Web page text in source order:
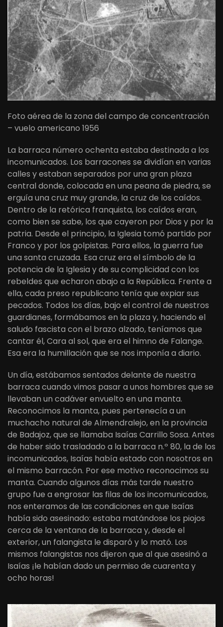
Foto aérea de la zona del campo de concentración
– vuelo americano 1956
La barraca número ochenta estaba destinada a los
incomunicados. Los barracones se dividían en varias
calles y estaban separados por una gran plaza
central donde, colocada en una peana de piedra, se
erguía una cruz muy grande, la cruz de los caídos.
Dentro de la retórica franquista, los caídos eran,
como bien se sabe, los que cayeron por Dios y por la
patria. Desde el principio, la Iglesia tomó partido por
Franco y por los golpistas. Para ellos, la guerra fue
una santa cruzada. Esa cruz era el símbolo de la
potencia de la Iglesia y de su complicidad con los
rebeldes que echaron abajo a la República. Frente a
ella, cada preso republicano tenía que expiar sus
pecados. Todos los días, bajo el control de nuestros
guardianes, formábamos en la plaza y, haciendo el
saludo fascista con el brazo alzado, teníamos que
cantar él, Cara al sol, que era el himno de Falange.
Esa era la humillación que se nos imponía a diario.
Un día, estábamos sentados delante de nuestra
barraca cuando vimos pasar a unos hombres que se
llevaban un cadáver envuelto en una manta.
Reconocimos la manta, pues pertenecía a un
muchacho natural de Almendralejo, en la provincia
de Badajoz, que se llamaba Isaías Carrillo Sosa. Antes
de haber sido trasladado a la barraca n.º 80, la de los
incomunicados, Isaías había estado con nosotros en
el mismo barracón. Por ese motivo reconocimos su
manta. Cuando algunos días más tarde nuestro
grupo fue a engrosar las filas de los incomunicados,
nos enteramos de las condiciones en que Isaías
había sido asesinado: estaba matándose los piojos
cerca de la ventana de la barraca y, desde el
exterior, un falangista le disparó y lo mató. Los
mismos falangistas nos dijeron que al que asesinó a
Isaías ¡le habían dado un permiso de cuarenta y
ocho horas!